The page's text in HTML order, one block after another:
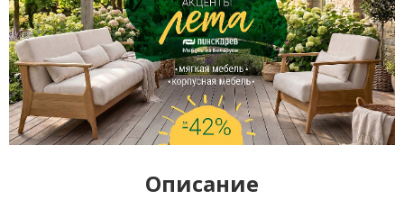
Описание